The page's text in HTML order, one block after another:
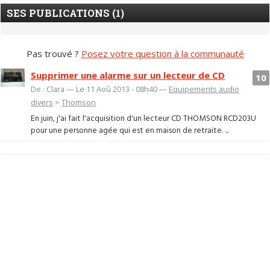
SES PUBLICATIONS (1)
Pas trouvé ? Posez votre question à la communauté
10
Supprimer une alarme sur un lecteur de CD
De : Clara — Le 11 Aoû 2013 - 08h40 — Equipements audio
divers >Thomson
En juin, j'ai fait l'acquisition d'un lecteur CD THOMSON RCD203U
pour une personne agée qui est en maison de retraite. ...